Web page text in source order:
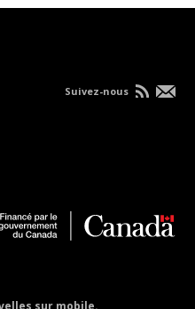
Suivez-nous